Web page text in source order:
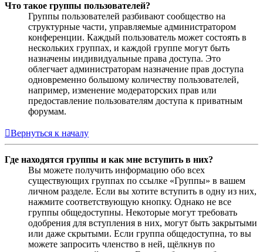
Что такое группы пользователей?
Группы пользователей разбивают сообщество на
структурные части, управляемые администратором
конференции. Каждый пользователь может состоять в
нескольких группах, и каждой группе могут быть
назначены индивидуальные права доступа. Это
облегчает администраторам назначение прав доступа
одновременно большому количеству пользователей,
например, изменение модераторских прав или
предоставление пользователям доступа к приватным
форумам.
Вернуться к началу
Где находятся группы и как мне вступить в них?
Вы можете получить информацию обо всех
существующих группах по ссылке «Группы» в вашем
личном разделе. Если вы хотите вступить в одну из них,
нажмите соответствующую кнопку. Однако не все
группы общедоступны. Некоторые могут требовать
одобрения для вступления в них, могут быть закрытыми
или даже скрытыми. Если группа общедоступна, то вы
можете запросить членство в ней, щёлкнув по